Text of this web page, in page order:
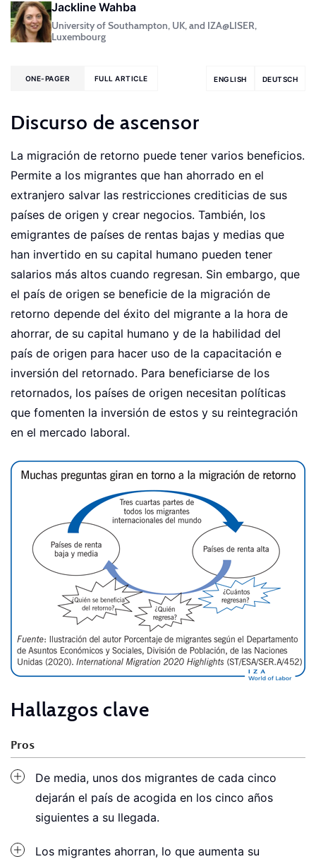
Jackline Wahba
University of Southampton, UK, and IZA@LISER,
Luxembourg
ENGLISH DEUTSCH
ONE-PAGER FULL ARTICLE
Discurso de ascensor
La migración de retorno puede tener varios beneficios.
Permite a los migrantes que han ahorrado en el
extranjero salvar las restricciones crediticias de sus
países de origen y crear negocios. También, los
emigrantes de países de rentas bajas y medias que
han invertido en su capital humano pueden tener
salarios más altos cuando regresan. Sin embargo, que
el país de origen se beneficie de la migración de
retorno depende del éxito del migrante a la hora de
ahorrar, de su capital humano y de la habilidad del
país de origen para hacer uso de la capacitación e
inversión del retornado. Para beneficiarse de los
retornados, los países de origen necesitan políticas
que fomenten la inversión de estos y su reintegración
en el mercado laboral.
Hallazgos clave
Pros
De media, unos dos migrantes de cada cinco
dejarán el país de acogida en los cinco años
siguientes a su llegada.
Los migrantes ahorran, lo que aumenta su